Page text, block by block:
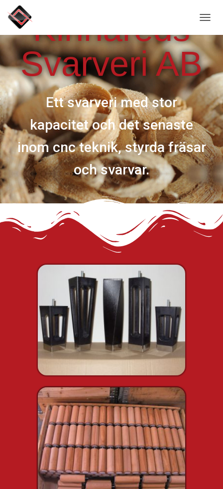
L
P
A
V
I
G
E
R
I
G
Kinnareds
Svarveri AB
Ett svarveri med stor
kapacitet och det senaste
inom cnc teknik, styrda fräsar
och svarvar.